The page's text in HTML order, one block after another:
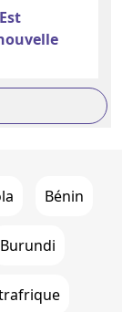
Bénin
Burundi